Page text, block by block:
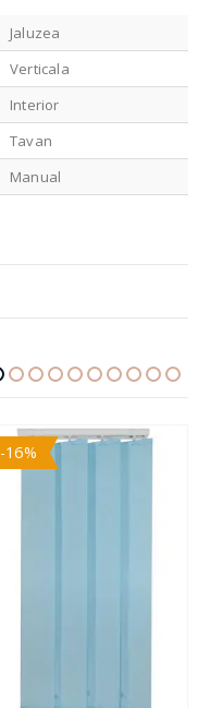
Jaluzea
Verticala
Interior
Tavan
Manual
-16%